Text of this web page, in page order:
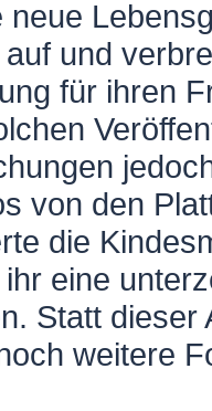
und
für ihren
von den
die
eine
Statt
weitere